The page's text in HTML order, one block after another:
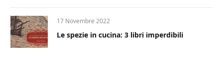
17 Novembre 2022
Le spezie in cucina: 3 libri imperdibili